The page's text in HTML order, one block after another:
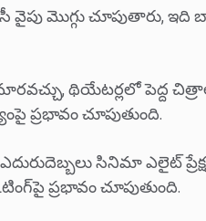
వైపు మొగ్గు చూపుతారు, ఇది
థియేటర్లలో పెద్ద
ప్రభావం చూపుతుంది.
సినిమా ఎలైట్
ప్రభావం చూపుతుంది.